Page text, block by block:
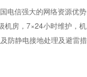
信强大的网络资源优
房，7×24小时维护，
防静电接地处理及避雷